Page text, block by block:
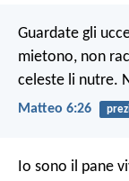
Guardate gli
mietono, non
celeste li nutre.
Matteo 6:26
Io sono il pane